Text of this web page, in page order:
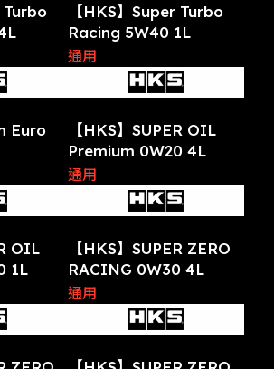
Turbo
【HKS】Super Turbo
Racing 5W40 1L
通用
Euro
【HKS】SUPER OIL
Premium 0W20 4L
通用
OIL
1L
【HKS】SUPER ZERO
RACING 0W30 4L
通用